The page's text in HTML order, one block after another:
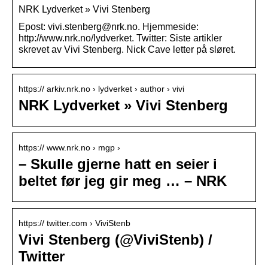
NRK Lydverket » Vivi Stenberg
Epost: vivi.stenberg@nrk.no. Hjemmeside:
http://www.nrk.no/lydverket. Twitter: Siste artikler
skrevet av Vivi Stenberg. Nick Cave letter på sløret.
https:// arkiv.nrk.no › lydverket › author › vivi
NRK Lydverket » Vivi Stenberg
https:// www.nrk.no › mgp ›
– Skulle gjerne hatt en seier i
beltet før jeg gir meg … – NRK
https:// twitter.com › ViviStenb
Vivi Stenberg (@ViviStenb) /
Twitter